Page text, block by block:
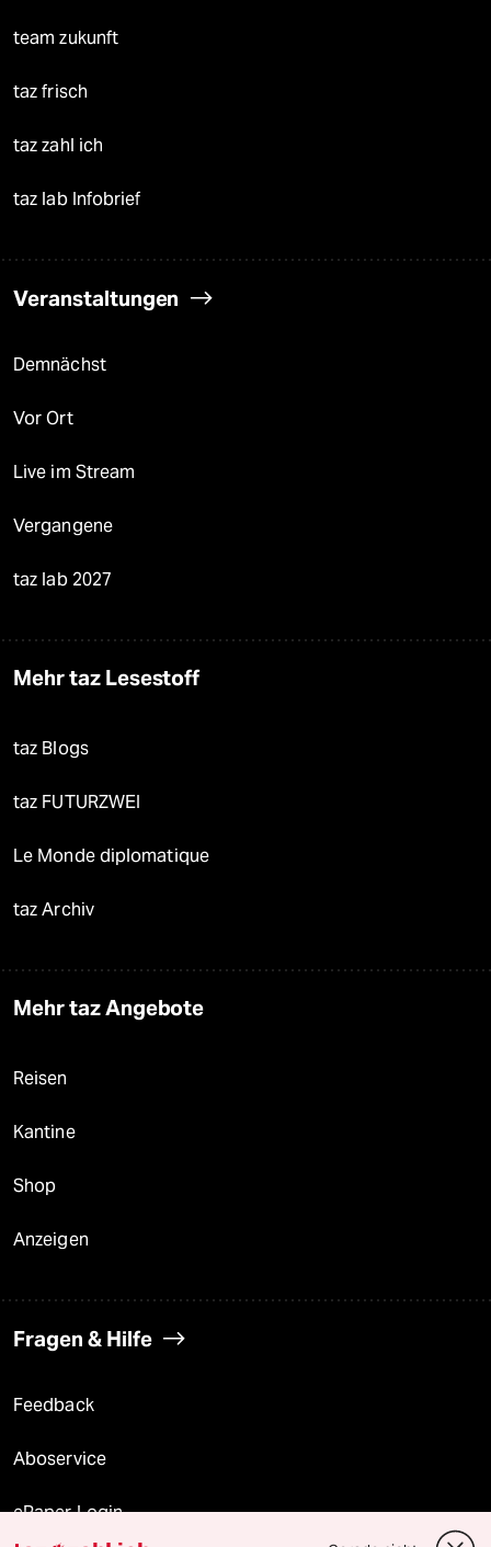
team zukunft
taz frisch
taz zahl ich
taz lab Infobrief
Veranstaltungen
Demnächst
Vor Ort
Live im Stream
Vergangene
taz lab 2027
Mehr taz Lesestoff
taz Blogs
taz FUTURZWEI
Le Monde diplomatique
taz Archiv
Mehr taz Angebote
Reisen
Kantine
Shop
Anzeigen
Fragen & Hilfe
Feedback
Aboservice
ePaper Login